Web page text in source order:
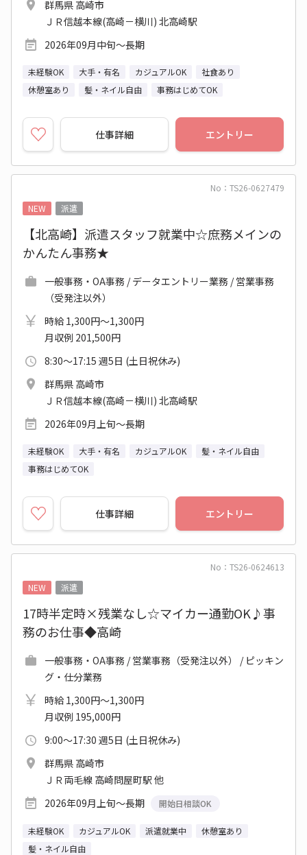
群馬県 高崎市
ＪＲ信越本線(高崎－横川) 北高崎駅
2026年09月中旬～長期
未経験OK 大手・有名 カジュアルOK
社食あり
休憩室あり
髪・ネイル自由 事務はじめてOK
仕事詳細 エントリー
No：TS26-0627479
NEW
派遣
【北高崎】派遣スタッフ就業中☆庶務メインの
かんたん事務★
一般事務・OA事務 / データエントリー業務 / 営業事務
（受発注以外）
時給 1,300円～1,300円
月収例 201,500円
8:30～17:15 週5日 (土日祝休み)
群馬県 高崎市
ＪＲ信越本線(高崎－横川) 北高崎駅
2026年09月上旬～長期
未経験OK 大手・有名 カジュアルOK
髪・ネイル自由
事務はじめてOK
仕事詳細 エントリー
No：TS26-0624613
NEW
派遣
17時半定時×残業なし☆マイカー通勤OK♪事
務のお仕事◆高崎
一般事務・OA事務 / 営業事務（受発注以外） / ピッキン
グ・仕分業務
時給 1,300円～1,300円
月収例 195,000円
9:00～17:30 週5日 (土日祝休み)
群馬県 高崎市
ＪＲ両毛線 高崎問屋町駅 他
2026年09月上旬～長期
開始日相談OK
未経験OK カジュアルOK 派遣就業中
休憩室あり
髪・ネイル自由